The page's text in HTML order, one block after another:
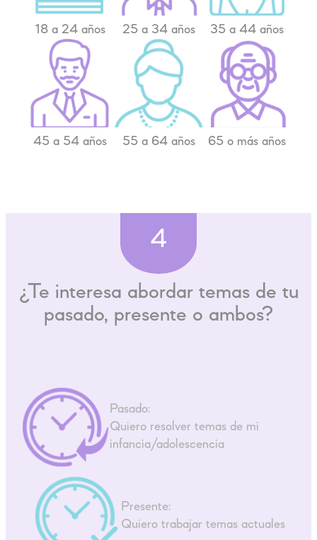
18 a 24 años 25 a 34 años 35 a 44 años
45 a 54 años 55 a 64 años 65 o más años
4
¿Te interesa abordar temas de tu
pasado, presente o ambos?
Pasado:
Quiero resolver temas de mi
infancia/adolescencia
Presente:
Quiero trabajar temas actuales